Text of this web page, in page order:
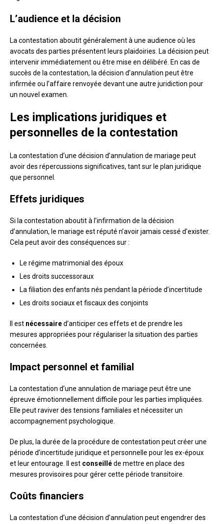
L’audience et la décision
La contestation aboutit généralement à une audience où les
avocats des parties présentent leurs plaidoiries. La décision peut
intervenir immédiatement ou être mise en délibéré. En cas de
succès de la contestation, la décision d’annulation peut être
infirmée ou l’affaire renvoyée devant une autre juridiction pour
un nouvel examen.
Les implications juridiques et
personnelles de la contestation
La contestation d’une décision d’annulation de mariage peut
avoir des répercussions significatives, tant sur le plan juridique
que personnel.
Effets juridiques
Si la contestation aboutit à l’infirmation de la décision
d’annulation, le mariage est réputé n’avoir jamais cessé d’exister.
Cela peut avoir des conséquences sur :
Le régime matrimonial des époux
Les droits successoraux
La filiation des enfants nés pendant la période d’incertitude
Les droits sociaux et fiscaux des conjoints
Il est nécessaired’anticiper ces effets et de prendre les
mesures appropriées pour régulariser la situation des parties
concernées.
Impact personnel et familial
La contestation d’une annulation de mariage peut être une
épreuve émotionnellement difficile pour les parties impliquées.
Elle peut raviver des tensions familiales et nécessiter un
accompagnement psychologique.
De plus, la durée de la procédure de contestation peut créer une
période d’incertitude juridique et personnelle pour les ex-époux
et leur entourage. Il est conseilléde mettre en place des
mesures provisoires pour gérer cette période transitoire.
Coûts financiers
La contestation d’une décision d’annulation peut engendrer des